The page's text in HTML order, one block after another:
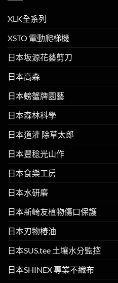
XLK全系列
XSTO 電動爬梯機
日本坂源花藝剪刀
日本高森
日本螃蟹牌園藝
日本森林科學
日本道灌 除草太郎
日本豐稔光山作
日本食樂工房
日本水研磨
日本新崎友植物傷口保護
日本刃物椿油
日本SUS.tee 土壤水分監控
日本SHINEX 專業不織布